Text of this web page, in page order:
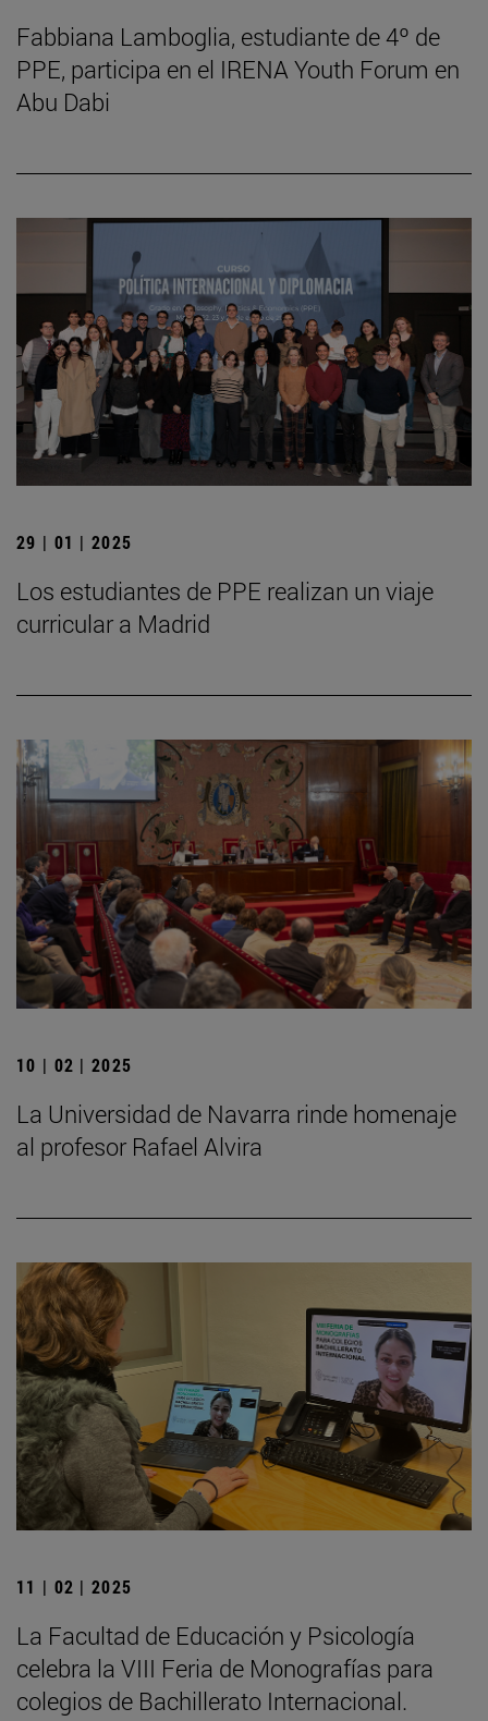
Fabbiana Lamboglia, estudiante de 4º de
PPE, participa en el IRENA Youth Forum en
Abu Dabi
29 | 01 | 2025
Los estudiantes de PPE realizan un viaje
curricular a Madrid
10 | 02 | 2025
La Universidad de Navarra rinde homenaje
al profesor Rafael Alvira
11 | 02 | 2025
La Facultad de Educación y Psicología
celebra la VIII Feria de Monografías para
colegios de Bachillerato Internacional.